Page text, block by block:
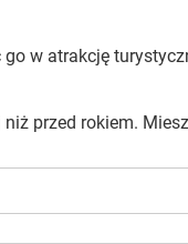
w atrakcję
przed rokiem.